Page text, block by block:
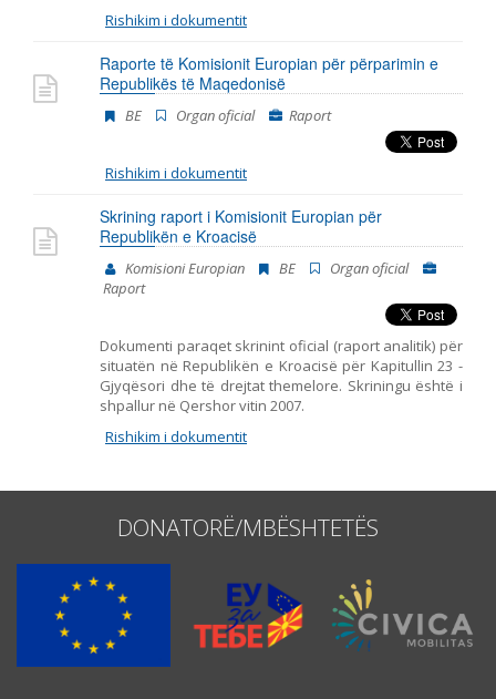
Rishikim i dokumentit
Raporte të Komisionit Europian për përparimin e
Republikës të Maqedonisë
BE Organ oficial Raport
Rishikim i dokumentit
Skrining raport i Komisionit Europian për
Republikën e Kroacisë
Komisioni Europian BE
Organ oficial
Raport
Dokumenti paraqet skrinint oficial (raport analitik) për
situatën në Republikën e Kroacisë për Kapitullin 23 -
Gjyqësori dhe të drejtat themelore. Skriningu është i
shpallur në Qershor vitin 2007.
Rishikim i dokumentit
DONATORË/MBËSHTETËS